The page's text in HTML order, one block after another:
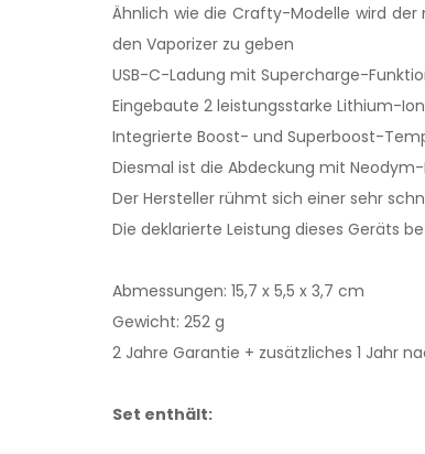
Ähnlich wie die Crafty-Modelle wird
den Vaporizer zu geben
USB-C-Ladung mit Supercharge-
Eingebaute 2 leistungsstarke Lithium-
Integrierte Boost- und Superboost-
Diesmal ist die Abdeckung mit
Der Hersteller rühmt sich einer sehr
Die deklarierte Leistung dieses Geräts
Abmessungen: 15,7 x 5,5 x 3,7 cm
Gewicht: 252 g
2 Jahre Garantie + zusätzliches 1 Jahr
Set enthält: